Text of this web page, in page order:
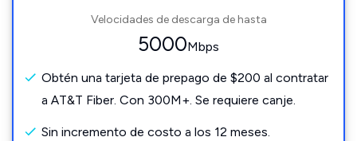
Velocidades de descarga de hasta
5000Mbps
Obtén una tarjeta de prepago de $200 al contratar
a AT&T Fiber. Con 300M+. Se requiere canje.
Sin incremento de costo a los 12 meses.